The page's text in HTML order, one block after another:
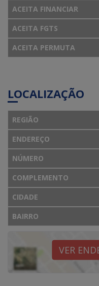
ACEITA FINANCIAR
ACEITA FGTS
ACEITA PERMUTA
LOCALIZAÇÃO
REGIÃO
ENDEREÇO
NÚMERO
COMPLEMENTO
CIDADE
BAIRRO
VER